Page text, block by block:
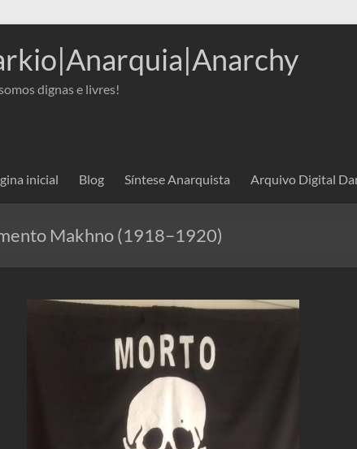
dignas e livres!
inicial Blog Síntese Anarquista Arquivo Digital
Makhno (1918–1920)